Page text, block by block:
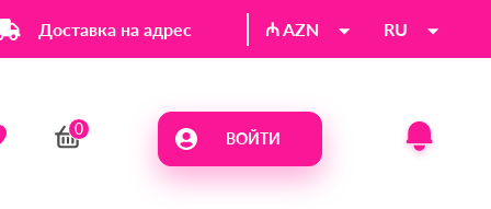
Доставка на адрес ₼ AZN RU
ВОЙТИ